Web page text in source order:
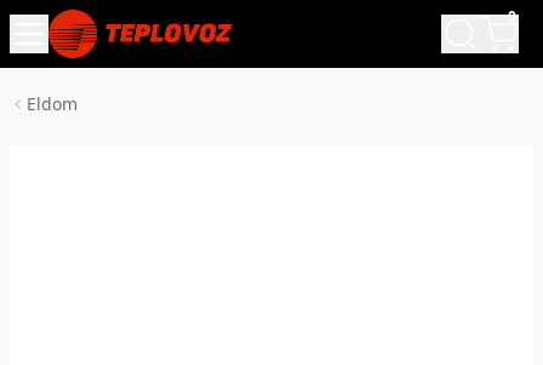
0
Eldom